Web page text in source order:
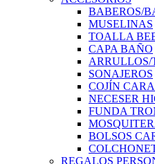
BABEROS/
MUSELINAS
TOALLA
CAPA BAÑO
SONAJEROS
COJÍN
NECESER
FUNDA
BOLSOS
REGALOS